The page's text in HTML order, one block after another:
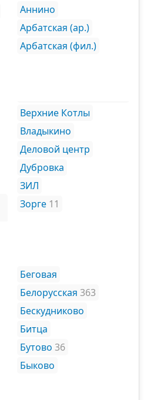
Аннино
Арбатская (ар.)
Арбатская (фил.)
Верхние Котлы
Владыкино
Деловой центр
Дубровка
ЗИЛ
Зорге 11
Беговая
Белорусская 363
Бескудниково
Битца
Бутово 36
Быково